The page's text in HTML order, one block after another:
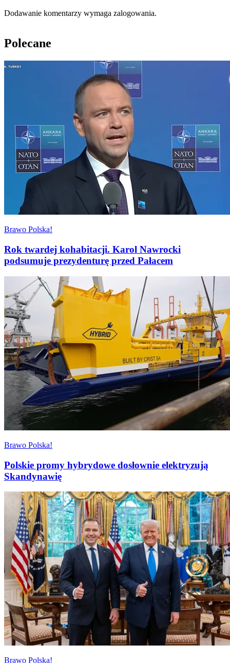
Dodawanie komentarzy wymaga zalogowania.
Polecane
Brawo Polska!
Rok twardej kohabitacji. Karol Nawrocki
podsumuje prezydenturę przed Pałacem
Brawo Polska!
Polskie promy hybrydowe dosłownie elektryzują
Skandynawię
Brawo Polska!